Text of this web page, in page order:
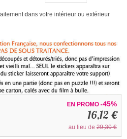
dans votre intérieur ou extérieur
EN PROMO -45%
16,12 €
au lieu de 29,30 €